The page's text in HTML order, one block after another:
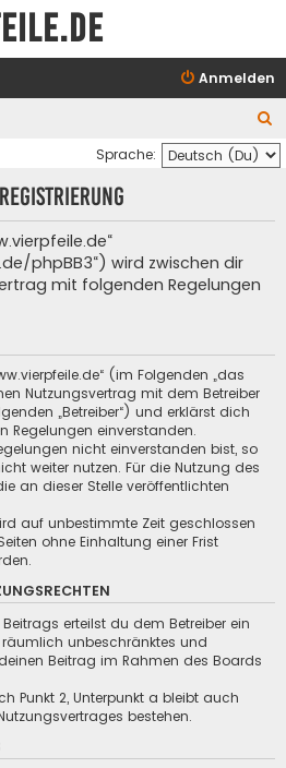
Anmelden
u
c
Sprache:
phpBB3“) wird zwischen dir
mit folgenden Regelungen
(im Folgenden „das
Nutzungsvertrag mit dem Betreiber
„Betreiber“) und erklärst dich
Regelungen einverstanden.
nicht einverstanden bist, so
weiter nutzen. Für die Nutzung des
an dieser Stelle veröffentlichten
auf unbestimmte Zeit geschlossen
ohne Einhaltung einer Frist
erteilst du dem Betreiber ein
unbeschränktes und
Beitrag im Rahmen des Boards
Punkt 2, Unterpunkt a bleibt auch
bestehen.